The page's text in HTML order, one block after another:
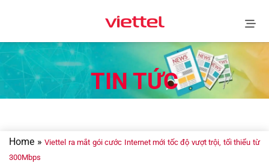
TIN TỨC
Home »Viettel ra mắt gói cước Internet mới tốc độ vượt trội, tối thiểu từ
300Mbps